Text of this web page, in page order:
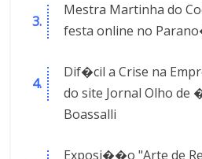
Mestra Martinha do
festa online no
Dif�cil a Crise na
do site Jornal Olho de
Boassalli
Exposi��o "Arte de